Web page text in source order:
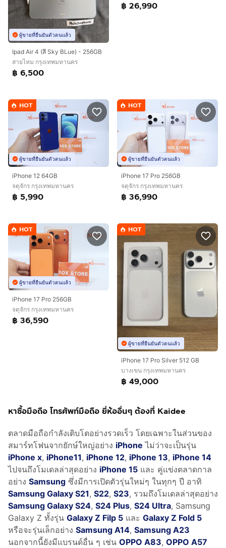
ผู้ขายที่ยืนยันตัวตนแล้ว
Ipad Air 4 (สี Sky BLue) - 256GB
สายไหม กรุงเทพมหานคร
฿ 6,500
฿ 26,990
HOT
ผู้ขายที่ยืนยันตัวตนแล้ว
iPhone 12 64GB
จตุจักร กรุงเทพมหานคร
฿ 5,990
HOT
ผู้ขายที่ยืนยันตัวตนแล้ว
iPhone 17 Pro 256GB
จตุจักร กรุงเทพมหานคร
฿ 36,990
HOT
ผู้ขายที่ยืนยันตัวตนแล้ว
iPhone 17 Pro 256GB
จตุจักร กรุงเทพมหานคร
฿ 36,590
HOT
ผู้ขายที่ยืนยันตัวตนแล้ว
iPhone 17 Pro Silver 512 GB
บางเขน กรุงเทพมหานคร
฿ 49,000
หาซื้อมือถือ โทรศัพท์มือถือ ยี่ห้ออื่นๆ ต้องที่ Kaidee
ตลาดมือถือกำลังเติบโตอย่างรวดเร็ว โดยเฉพาะในส่วนของ
สมาร์ทโฟนจากยักษ์ใหญ่อย่าง iPhone ไม่ว่าจะเป็นรุ่น
iPhone x, iPhone11, iPhone 12, iPhone 13, iPhone 14
ไปจนถึงโมเดลล่าสุดอย่าง iPhone 15 และ คู่เเข่งตลาดกาล
อย่าง Samsung ซึ่งมีการเปิดตัวรุ่นใหม่ๆ ในทุกๆ ปี อาทิ
Samsung Galaxy S21, S22, S23, รวมถึงโมเดลล่าสุดอย่าง
Samsung Galaxy S24, S24 Plus, S24 Ultra, Samsung
Galaxy Z ทั้งรุ่น Galaxy Z Filp 5 และ Galaxy Z Fold 5
หรือจะรุ่นเล็กอย่าง Samsung A14, Samsung A23
นอกจากนี้ยังมีแบรนด์อื่น ๆ เช่น OPPO A83, OPPO A57